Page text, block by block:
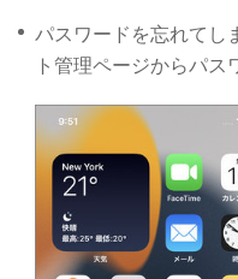
パスワードを忘れてし
ト管理ページからパス